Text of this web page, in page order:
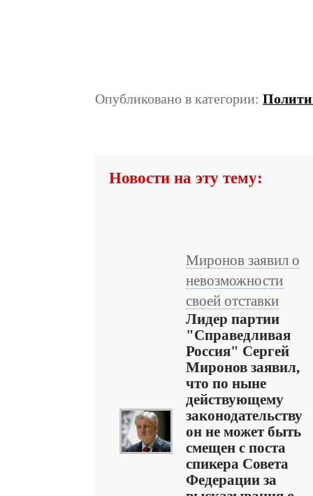
Опубликовано в категории:
Новости на эту тему:
Миронов заявил о
невозможности
своей отставки
Лидер партии
"Справедливая
Россия" Сергей
Миронов заявил,
что по ныне
действующему
законодательству
он не может быть
смещен с поста
спикера Совета
Федерации за